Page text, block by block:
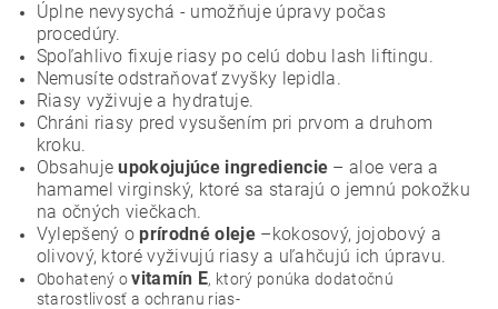
Úplne nevysychá - umožňuje úpravy počas
procedúry.
Spoľahlivo fixuje riasy po celú dobu lash liftingu.
Nemusíte odstraňovať zvyšky lepidla.
Riasy vyživuje a hydratuje.
Chráni riasy pred vysušením pri prvom a druhom
kroku.
Obsahujeupokojujúce ingrediencie – aloe vera a
hamamel virginský, ktoré sa starajú o jemnú pokožku
na očných viečkach.
Vylepšený oprírodné oleje–kokosový, jojobový a
olivový, ktoré vyživujú riasy a uľahčujú ich úpravu.
Obohatený ovitamín E, ktorý ponúka dodatočnú
starostlivosť a ochranu rias-